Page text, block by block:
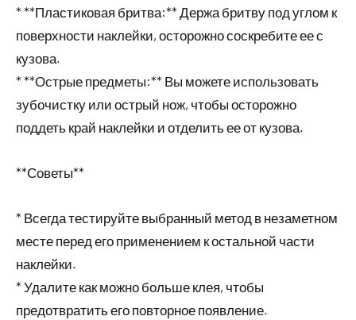
* **Пластиковая бритва:** Держа бритву под углом к
поверхности наклейки, осторожно соскребите ее с
кузова.
* **Острые предметы:** Вы можете использовать
зубочистку или острый нож, чтобы осторожно
поддеть край наклейки и отделить ее от кузова.
**Советы**
* Всегда тестируйте выбранный метод в незаметном
месте перед его применением к остальной части
наклейки.
* Удалите как можно больше клея, чтобы
предотвратить его повторное появление.